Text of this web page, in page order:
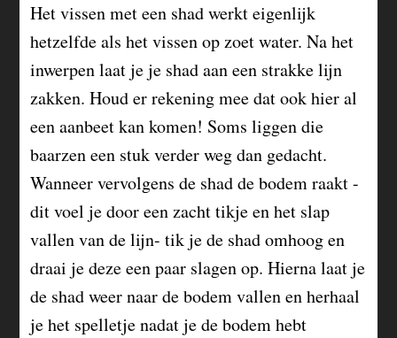
Het vissen met een shad werkt eigenlijk
hetzelfde als het vissen op zoet water. Na het
inwerpen laat je je shad aan een strakke lijn
zakken. Houd er rekening mee dat ook hier al
een aanbeet kan komen! Soms liggen die
baarzen een stuk verder weg dan gedacht.
Wanneer vervolgens de shad de bodem raakt -
dit voel je door een zacht tikje en het slap
vallen van de lijn- tik je de shad omhoog en
draai je deze een paar slagen op. Hierna laat je
de shad weer naar de bodem vallen en herhaal
je het spelletje nadat je de bodem hebt